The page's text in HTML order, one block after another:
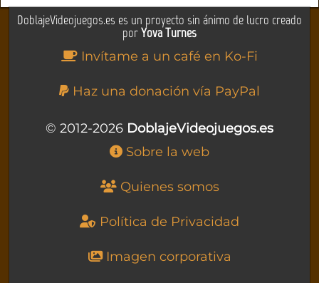
DoblajeVideojuegos.es es un proyecto sin ánimo de lucro creado
porYova Turnes
Invítame a un café en Ko-Fi
Haz una donación vía PayPal
© 2012-2026 DoblajeVideojuegos.es
Sobre la web
Quienes somos
Política de Privacidad
Imagen corporativa